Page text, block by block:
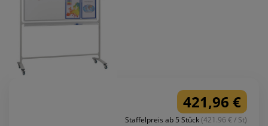
421,96 €
Staffelpreis ab 5 Stück(421.96 € / St)